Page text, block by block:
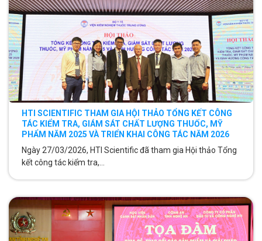
HTI SCIENTIFIC THAM GIA HỘI THẢO TỔNG KẾT CÔNG
TÁC KIỂM TRA, GIÁM SÁT CHẤT LƯỢNG THUỐC, MỸ
PHẨM NĂM 2025 VÀ TRIỂN KHAI CÔNG TÁC NĂM 2026
Ngày 27/03/2026, HTI Scientific đã tham gia Hội thảo Tổng
kết công tác kiểm tra,...